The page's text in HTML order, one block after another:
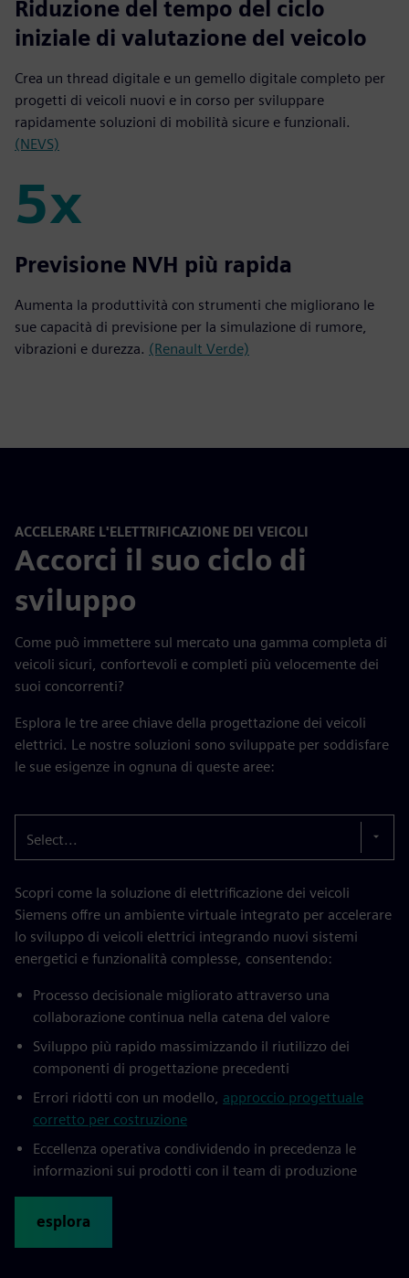
50%
Riduzione del tempo del ciclo
iniziale di valutazione del veicolo
Crea un thread digitale e un gemello digitale completo per
progetti di veicoli nuovi e in corso per sviluppare
rapidamente soluzioni di mobilità sicure e funzionali.
(NEVS)
5x
5x
Previsione NVH più rapida
Aumenta la produttività con strumenti che migliorano le
sue capacità di previsione per la simulazione di rumore,
vibrazioni e durezza. (Renault Verde)
ACCELERARE L'ELETTRIFICAZIONE DEI VEICOLI
Accorci il suo ciclo di
sviluppo
Come può immettere sul mercato una gamma completa di
veicoli sicuri, confortevoli e completi più velocemente dei
suoi concorrenti?
Esplora le tre aree chiave della progettazione dei veicoli
elettrici. Le nostre soluzioni sono sviluppate per soddisfare
le sue esigenze in ognuna di queste aree:
Select...
Scopri come la soluzione di elettrificazione dei veicoli
Siemens offre un ambiente virtuale integrato per accelerare
lo sviluppo di veicoli elettrici integrando nuovi sistemi
energetici e funzionalità complesse, consentendo:
Processo decisionale migliorato attraverso una
collaborazione continua nella catena del valore
Sviluppo più rapido massimizzando il riutilizzo dei
componenti di progettazione precedenti
Errori ridotti con un modello, approccio progettuale
corretto per costruzione
Eccellenza operativa condividendo in precedenza le
informazioni sui prodotti con il team di produzione
esplora